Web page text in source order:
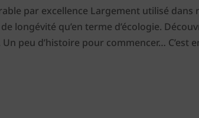
par excellence Largement utilisé
longévité qu’en terme d’écologie.
peu d’histoire pour commencer… C’est